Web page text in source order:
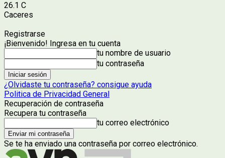
26.1 C
Caceres
Registrarse
¡Bienvenido! Ingresa en tu cuenta
tu nombre de usuario
tu contraseña
¿Olvidaste tu contraseña? consigue ayuda
Politica de Privacidad General
Recuperación de contraseña
Recupera tu contraseña
tu correo electrónico
Se te ha enviado una contraseña por correo electrónico.